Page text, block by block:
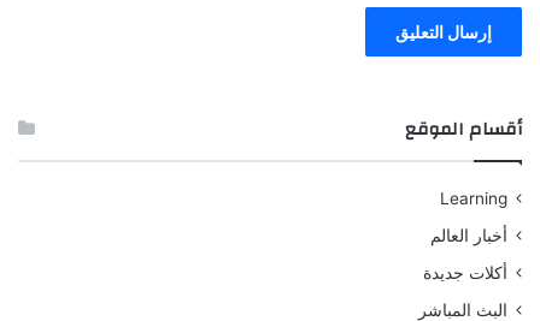
أقسام الموقع
Learning
أخبار العالم
أكلات جديدة
البث المباشر